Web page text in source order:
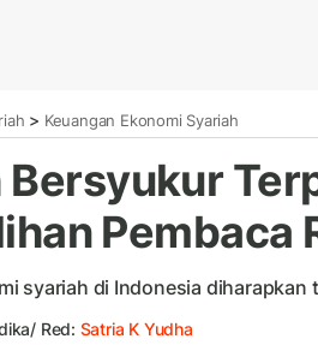
> Keuangan Ekonomi Syariah
Bersyukur
Pembaca
syariah di Indonesia diharapkan
Red: Satria K Yudha